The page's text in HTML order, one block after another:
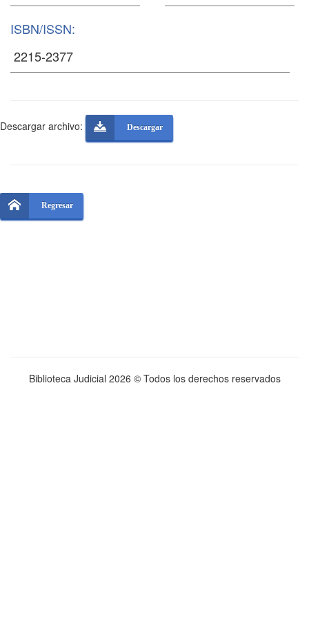
ISBN/ISSN:
Descargar archivo: Descargar
Regresar
Biblioteca Judicial 2026 © Todos los derechos reservados